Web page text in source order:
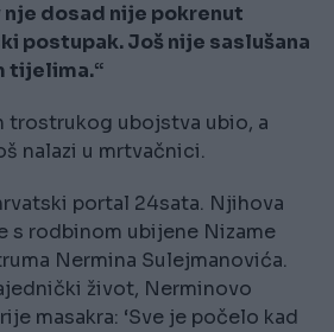
dosad nije pokrenut
postupak. Još nije saslušana
tijelima.“
trostrukog ubojstva ubio, a
nalazi u mrtvačnici.
portal 24sata. Njihova
s rodbinom ubijene Nizame
Nermina Sulejmanovića.
život, Nerminovo
masakra: ‘Sve je počelo kad